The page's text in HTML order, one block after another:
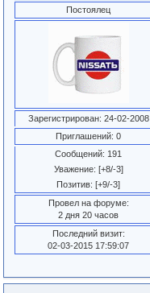
Постоялец
Зарегистрирован: 24-02-2008
Приглашений: 0
Сообщений: 191
Уважение: [+8/-3]
Позитив: [+9/-3]
Провел на форуме:
2 дня 20 часов
Последний визит:
02-03-2015 17:59:07